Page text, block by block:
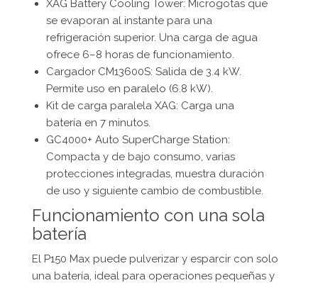
XAG Battery Cooling Tower: Microgotas que
se evaporan al instante para una
refrigeración superior. Una carga de agua
ofrece 6–8 horas de funcionamiento.
Cargador CM13600S: Salida de 3.4 kW.
Permite uso en paralelo (6.8 kW).
Kit de carga paralela XAG: Carga una
batería en 7 minutos.
GC4000+ Auto SuperCharge Station:
Compacta y de bajo consumo, varias
protecciones integradas, muestra duración
de uso y siguiente cambio de combustible.
Funcionamiento con una sola
batería
El P150 Max puede pulverizar y esparcir con solo
una batería, ideal para operaciones pequeñas y